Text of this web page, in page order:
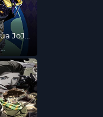
JoJo